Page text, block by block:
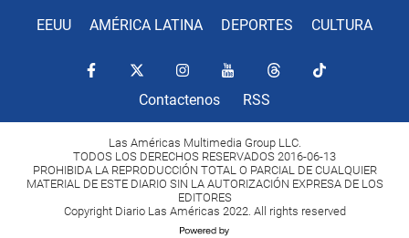
EEUU AMÉRICA LATINA DEPORTES CULTURA
Contactenos RSS
Las Américas Multimedia Group LLC.
TODOS LOS DERECHOS RESERVADOS 2016-06-13
PROHIBIDA LA REPRODUCCIÓN TOTAL O PARCIAL DE CUALQUIER
MATERIAL DE ESTE DIARIO SIN LA AUTORIZACIÓN EXPRESA DE LOS
EDITORES
Copyright Diario Las Américas 2022. All rights reserved